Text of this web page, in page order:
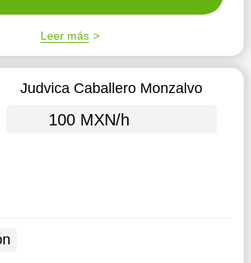
Leer más
Judvica Caballero Monzalvo
100 MXN/h